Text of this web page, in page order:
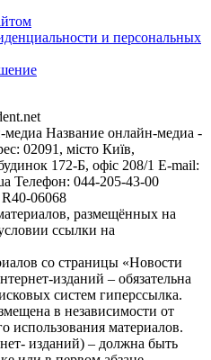
и персональных
медиа Название онлайн-медиа -
02091, місто Київ,
172-Б, офіс 208/1 E-mail:
Телефон: 044-205-43-00
06068
размещённых на
ссылки на
со страницы «Новости
изданий – обязательна
систем гиперссылка.
в независимости от
использования материалов.
изданий) – должна быть